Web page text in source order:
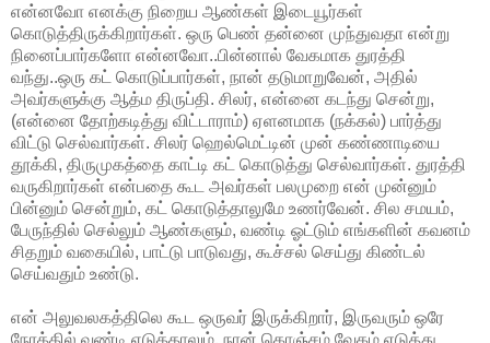
என்னவோ எனக்கு நிறைய ஆண்கள் இடையூர்கள்
கொடுத்திருக்கிறார்கள். ஒரு பெண் தன்னை முந்துவதா என்று
நினைப்பார்களோ என்னவோ..பின்னால் வேகமாக துரத்தி
வந்து..ஒரு கட் கொடுப்பார்கள், நான் தடுமாறுவேன், அதில்
அவர்களுக்கு ஆத்ம திருப்தி. சிலர், என்னை கடந்து சென்று,
(என்னை தோற்கடித்து விட்டாராம்) ஏளனமாக (நக்கல்) பார்த்து
விட்டு செல்வார்கள். சிலர் ஹெல்மெட்டின் முன் கண்ணாடியை
தூக்கி, திருமுகத்தை காட்டி கட் கொடுத்து செல்வார்கள். துரத்தி
வருகிறார்கள் என்பதை கூட அவர்கள் பலமுறை என் முன்னும்
பின்னும் சென்றும், கட் கொடுத்தாலுமே உணர்வேன். சில சமயம்,
பேருந்தில் செல்லும் ஆண்களும், வண்டி ஓட்டும் எங்களின் கவனம்
சிதறும் வகையில், பாட்டு பாடுவது, கூச்சல் செய்து கிண்டல்
செய்வதும் உண்டு.
என் அலுவலகத்திலெ கூட ஒருவர் இருக்கிறார், இருவரும் ஒரே
நேரத்தில் வண்டி எடுத்தாலும், நான் கொஞ்சம் வேகம் எடுத்து